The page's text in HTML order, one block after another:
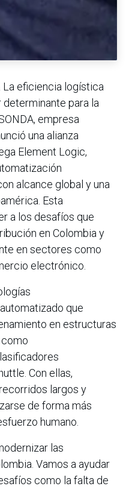
eficiencia logística
para la
empresa
una alianza
Element Logic,
alcance global y una
Esta
a los desafíos que
en Colombia y
en sectores como
electrónico.
que
en estructuras
Con ellas,
largos y
de forma más
humano.
las
Vamos a ayudar
como la falta de